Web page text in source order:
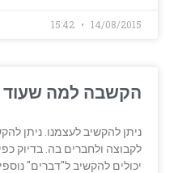
14/08/2015
הקשבה למה שעוד
ניתן להקשיב לעצמנו. ניתן
לקבוצה ולחברים בה. בדיוק
יכולים להקשיב ל"דברים"